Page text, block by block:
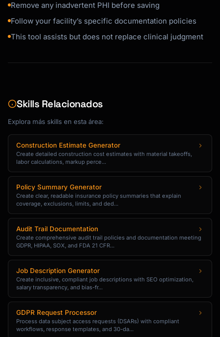
Remove any inadvertent PHI before saving
Follow your facility’s specific documentation policies
This tool assists but does not replace clinical judgment
Skills Relacionados
Explora más skills en esta área:
Construction Estimate Generator
Create detailed construction cost estimates with material takeoffs,
labor calculations, markup perce...
Policy Summary Generator
Create clear, readable insurance policy summaries that explain
coverage, exclusions, limits, and ded...
Audit Trail Documentation
Create comprehensive audit trail policies and documentation meeting
GDPR, HIPAA, SOX, and FDA 21 CFR...
Job Description Generator
Create inclusive, compliant job descriptions with SEO optimization,
salary transparency, and bias-fr...
GDPR Request Processor
Process data subject access requests (DSARs) with compliant
workflows, response templates, and 30-da...